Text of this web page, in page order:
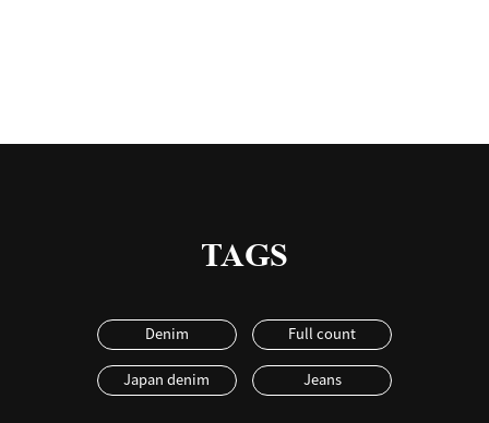
TAGS
Denim Full count
Japan denim Jeans